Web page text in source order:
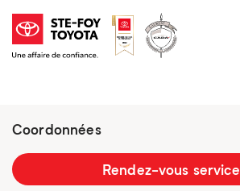
Coordonnées
Fermé : Ouverture-
Rendez-vous service